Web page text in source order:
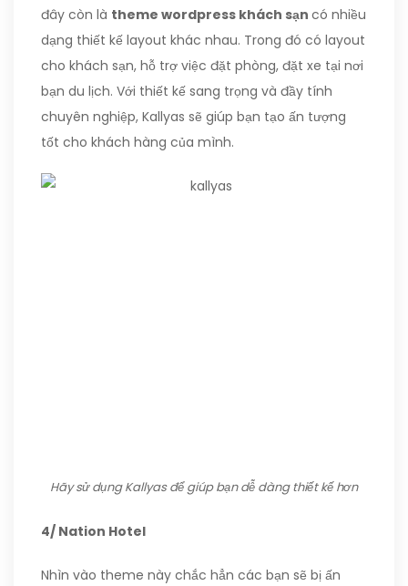
đây còn là theme wordpress khách sạn có nhiều
dạng thiết kế layout khác nhau. Trong đó có layout
cho khách sạn, hỗ trợ việc đặt phòng, đặt xe tại nơi
bạn du lịch. Với thiết kế sang trọng và đầy tính
chuyên nghiệp, Kallyas sẽ giúp bạn tạo ấn tượng
tốt cho khách hàng của mình.
Hãy sử dụng Kallyas để giúp bạn dễ dàng thiết kế hơn
4/ Nation Hotel
Nhìn vào theme này chắc hẳn các bạn sẽ bị ấn